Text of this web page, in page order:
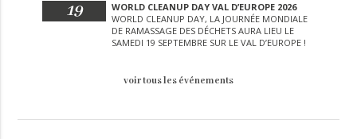
19
WORLD CLEANUP DAY VAL D’EUROPE 2026
WORLD CLEANUP DAY, LA JOURNÉE MONDIALE
DE RAMASSAGE DES DÉCHETS AURA LIEU LE
SAMEDI 19 SEPTEMBRE SUR LE VAL D’EUROPE !
voir tous les événements